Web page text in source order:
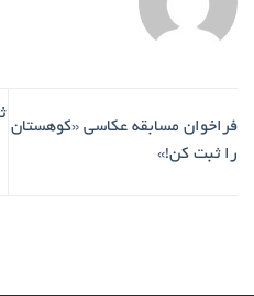
فراخوان مسابقه عکاسی «کوهستان
را ثبت کن!»